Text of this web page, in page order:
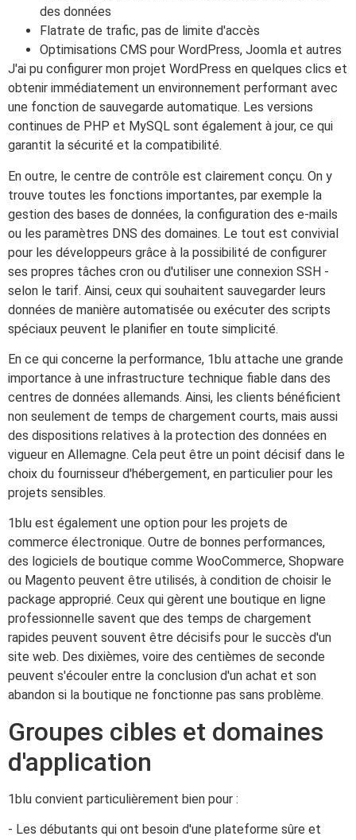
des données
Flatrate de trafic, pas de limite d'accès
Optimisations CMS pour WordPress, Joomla et autres
J'ai pu configurer mon projet WordPress en quelques clics et
obtenir immédiatement un environnement performant avec
une fonction de sauvegarde automatique. Les versions
continues de PHP et MySQL sont également à jour, ce qui
garantit la sécurité et la compatibilité.
En outre, le centre de contrôle est clairement conçu. On y
trouve toutes les fonctions importantes, par exemple la
gestion des bases de données, la configuration des e-mails
ou les paramètres DNS des domaines. Le tout est convivial
pour les développeurs grâce à la possibilité de configurer
ses propres tâches cron ou d'utiliser une connexion SSH -
selon le tarif. Ainsi, ceux qui souhaitent sauvegarder leurs
données de manière automatisée ou exécuter des scripts
spéciaux peuvent le planifier en toute simplicité.
En ce qui concerne la performance, 1blu attache une grande
importance à une infrastructure technique fiable dans des
centres de données allemands. Ainsi, les clients bénéficient
non seulement de temps de chargement courts, mais aussi
des dispositions relatives à la protection des données en
vigueur en Allemagne. Cela peut être un point décisif dans le
choix du fournisseur d'hébergement, en particulier pour les
projets sensibles.
1blu est également une option pour les projets de
commerce électronique. Outre de bonnes performances,
des logiciels de boutique comme WooCommerce, Shopware
ou Magento peuvent être utilisés, à condition de choisir le
package approprié. Ceux qui gèrent une boutique en ligne
professionnelle savent que des temps de chargement
rapides peuvent souvent être décisifs pour le succès d'un
site web. Des dixièmes, voire des centièmes de seconde
peuvent s'écouler entre la conclusion d'un achat et son
abandon si la boutique ne fonctionne pas sans problème.
Groupes cibles et domaines
d'application
1blu convient particulièrement bien pour :
- Les débutants qui ont besoin d'une plateforme sûre et